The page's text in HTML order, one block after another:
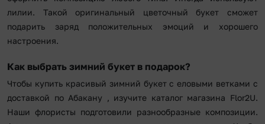
лилии. Такой оригинальный цветочный букет сможет
подарить заряд положительных эмоций и хорошего
настроения.
Как выбрать зимний букет в подарок?
Чтобы купить красивый зимний букет с еловыми ветками с
доставкой по Абакану , изучите каталог магазина Flor2U.
Наши флористы подготовили разнообразные композиции.